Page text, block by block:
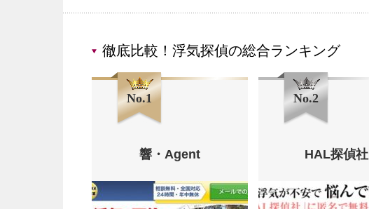
徹底比較！浮気探偵の総合ランキング
No.1
響・Agent
No.2
HAL探偵社